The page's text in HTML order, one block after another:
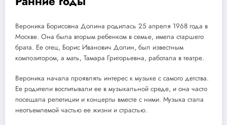
Вероника Борисовна Долина родилась 25 апреля 1968 года в
Москве. Она была вторым ребенком в семье, имела старшего
брата. Ее отец, Борис Иванович Долин, был известным
композитором, а мать, Тамара Григорьевна, работала в театре.
Вероника начала проявлять интерес к музыке с самого детства.
Ее родители воспитывали ее в музыкальной среде, и она часто
посещала репетиции и концерты вместе с ними. Музыка стала
неотъемлемой частью ее жизни и страстью.